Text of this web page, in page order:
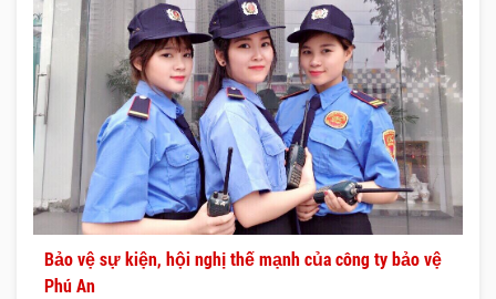
Bảo vệ sự kiện, hội nghị thế mạnh của công ty bảo vệ
Phú An